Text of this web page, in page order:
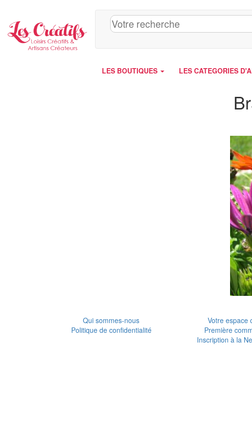
LES BOUTIQUES LES CATEGORIES
Qui sommes-nous
Politique de confidentialité
Votre espace
Première
Inscription à la